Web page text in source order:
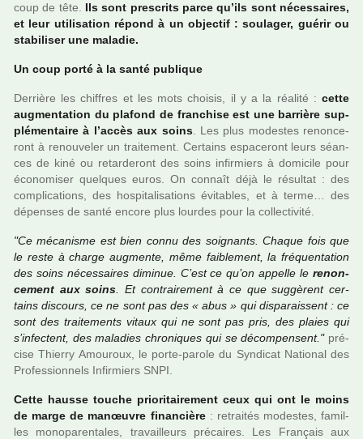
coup de tête. Ils sont pres­crits parce qu’ils sont néces­sai­res,
et leur uti­li­sa­tion répond à un objec­tif : sou­la­ger, guérir ou
sta­bi­li­ser une mala­die.
Un coup porté à la santé publi­que
Derrière les chif­fres et les mots choi­sis, il y a la réa­lité : cette
aug­men­ta­tion du pla­fond de fran­chise est une bar­rière sup­
plé­men­taire à l’accès aux soins. Les plus modes­tes renon­ce­
ront à renou­ve­ler un trai­te­ment. Certains espa­ce­ront leurs séan­
ces de kiné ou retar­de­ront des soins infir­miers à domi­cile pour
économiser quel­ques euros. On connaît déjà le résul­tat : des
com­pli­ca­tions, des hos­pi­ta­li­sa­tions évitables, et à terme… des
dépen­ses de santé encore plus lour­des pour la col­lec­ti­vité.
"Ce méca­nisme est bien connu des soi­gnants. Chaque fois que
le reste à charge aug­mente, même fai­ble­ment, la fré­quen­ta­tion
des soins néces­sai­res dimi­nue. C’est ce qu’on appelle le renon­
ce­ment aux soins . Et contrai­re­ment à ce que sug­gè­rent cer­
tains dis­cours, ce ne sont pas des « abus » qui dis­pa­rais­sent : ce
sont des trai­te­ments vitaux qui ne sont pas pris, des plaies qui
s’infec­tent, des mala­dies chro­ni­ques qui se décom­pen­sent."pré­
cise Thierry Amouroux, le porte-parole du Syndicat National des
Professionnels Infirmiers SNPI.
Cette hausse touche prio­ri­tai­re­ment ceux qui ont le moins
de marge de manœu­vre finan­cière: retrai­tés modes­tes, famil­
les mono­pa­ren­ta­les, tra­vailleurs pré­cai­res. Les Français aux